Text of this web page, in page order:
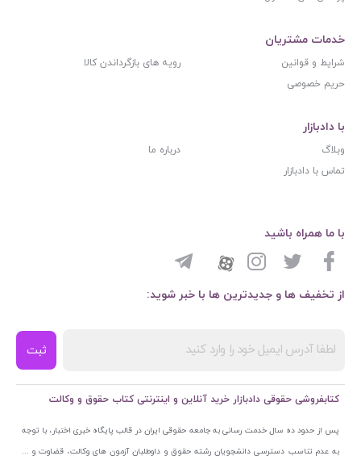
خدمات مشتریان
شرایط و قوانین
رویه های بازگرداندن کالا
حریم خصوصی
با دادبازار
وبلاگ
درباره ما
تماس با دادبازار
از تخفیف ها و جدیدترین ها با خبر شوید:
ثبت
با ما همراه باشید
کتابفروشی حقوقی دادبازار خرید آنلاین و اینترنتی کتاب حقوق و وکالت
پس از حدود ده سال خدمت رسانی به جامعه حقوقی ایران در قالب پایگاه خبری اختبار، با توجه
به عدم تناسب دسترسی دانشجویان رشته حقوق و داوطلبان آزمون های وکالت، قضاوت و ...